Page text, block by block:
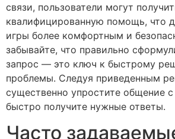
связи, пользователи могут
квалифицированную помощь, что
игры более комфортным и
забывайте, что правильно
запрос — это ключ к быстрому
проблемы. Следуя приведенным
существенно упростите общение
быстро получите нужные ответы.
Часто